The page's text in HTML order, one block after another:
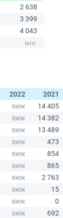
2 638
3 399
4 043
2022
2021